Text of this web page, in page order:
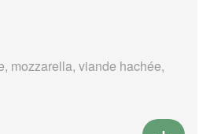
mozzarella, viande hachée,